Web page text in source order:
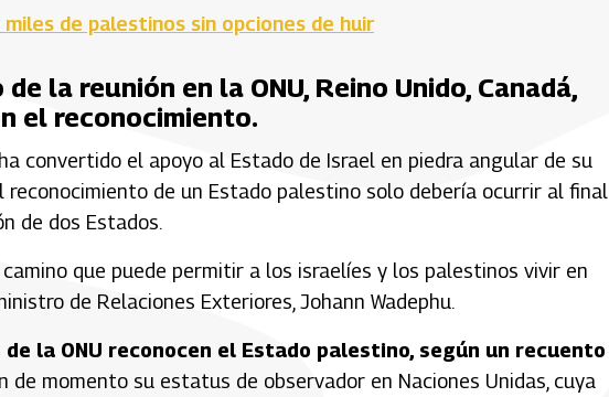
de palestinos sin opciones de huir
la reunión en la ONU, Reino Unido, Canadá,
el reconocimiento.
convertido el apoyo al Estado de Israel en piedra angular de su
de un Estado palestino solo debería ocurrir al final
de dos Estados.
que puede permitir a los israelíes y los palestinos vivir en
de Relaciones Exteriores, Johann Wadephu.
la ONU reconocen el Estado palestino, según un recuento
de momento su estatus de observador en Naciones Unidas, cuya